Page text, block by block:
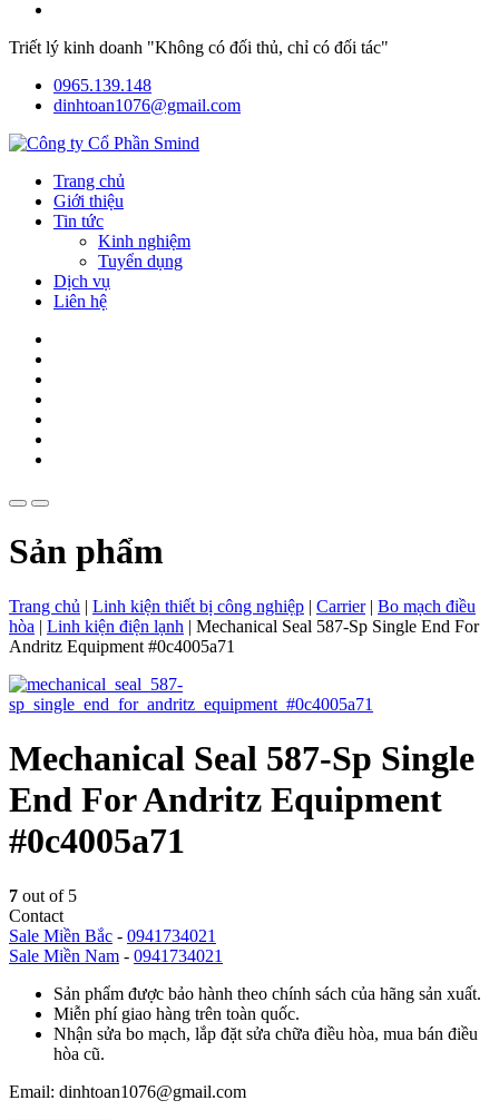
Triết lý kinh doanh "Không có đối thủ, chỉ có đối tác"
0965.139.148
dinhtoan1076@gmail.com
Trang chủ
Giới thiệu
Tin tức
Kinh nghiệm
Tuyển dụng
Dịch vụ
Liên hệ
Sản phẩm
Trang chủ | Linh kiện thiết bị công nghiệp | Carrier| Bo mạch điều
hòa | Linh kiện điện lạnh | Mechanical Seal 587-Sp Single End For
Andritz Equipment #0c4005a71
Mechanical Seal 587-Sp Single
End For Andritz Equipment
#0c4005a71
7 out of 5
Contact
Sale Miền Bắc - 0941734021
Sale Miền Nam - 0941734021
Sản phẩm được bảo hành theo chính sách của hãng sản xuất.
Miễn phí giao hàng trên toàn quốc.
Nhận sửa bo mạch, lắp đặt sửa chữa điều hòa, mua bán điều
hòa cũ.
Email: dinhtoan1076@gmail.com